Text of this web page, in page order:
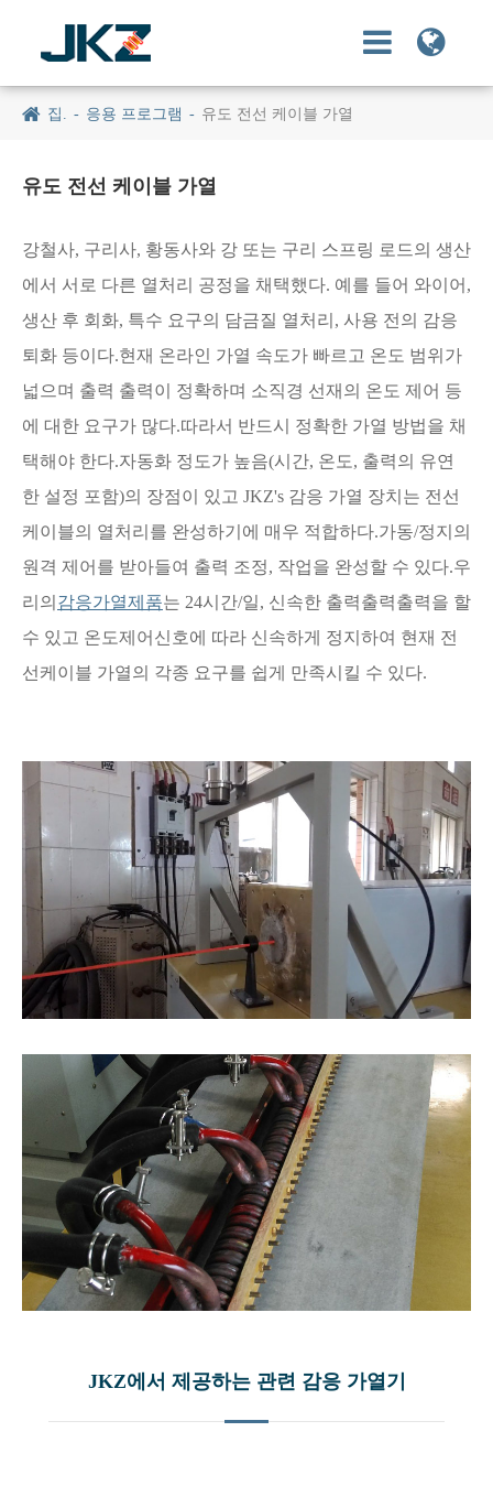
집. 응용 프로그램 유도 전선 케이블 가열
유도 전선 케이블 가열
강철사, 구리사, 황동사와 강 또는 구리 스프링 로드의 생산
에서 서로 다른 열처리 공정을 채택했다. 예를 들어 와이어,
생산 후 회화, 특수 요구의 담금질 열처리, 사용 전의 감응
퇴화 등이다.현재 온라인 가열 속도가 빠르고 온도 범위가
넓으며 출력 출력이 정확하며 소직경 선재의 온도 제어 등
에 대한 요구가 많다.따라서 반드시 정확한 가열 방법을 채
택해야 한다.자동화 정도가 높음(시간, 온도, 출력의 유연
한 설정 포함)의 장점이 있고 JKZ's 감응 가열 장치는 전선
케이블의 열처리를 완성하기에 매우 적합하다.가동/정지의
원격 제어를 받아들여 출력 조정, 작업을 완성할 수 있다.우
리의 감응가열제품는 24시간/일, 신속한 출력출력출력을 할
수 있고 온도제어신호에 따라 신속하게 정지하여 현재 전
선케이블 가열의 각종 요구를 쉽게 만족시킬 수 있다.
JKZ에서 제공하는 관련 감응 가열기